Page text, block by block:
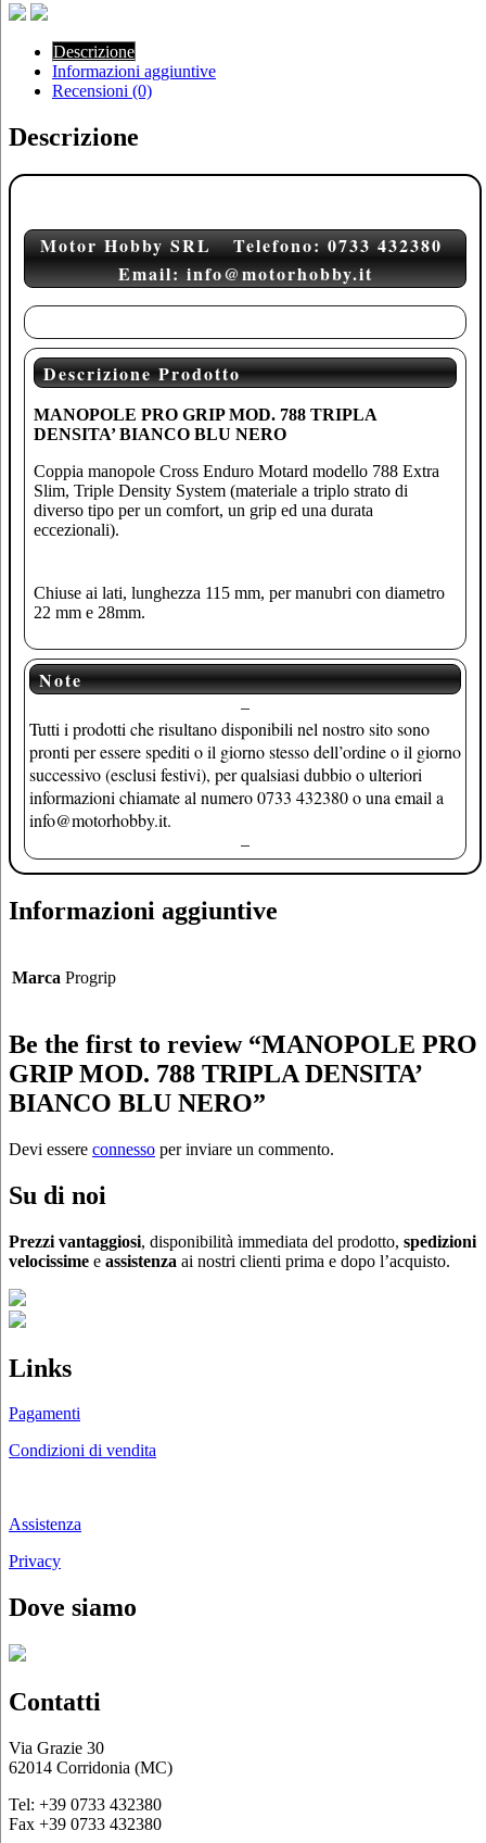
Descrizione
Informazioni aggiuntive
Recensioni (0)
Descrizione
Motor Hobby SRL Telefono: 0733 432380
Email: info@motorhobby.it
Descrizione Prodotto
MANOPOLE PRO GRIP MOD. 788 TRIPLA
DENSITA’ BIANCO BLU NERO
Coppia manopole Cross Enduro Motard modello 788 Extra
Slim, Triple Density System (materiale a triplo strato di
diverso tipo per un comfort, un grip ed una durata
eccezionali).
Chiuse ai lati, lunghezza 115 mm, per manubri con diametro
22 mm e 28mm.
Note
–
Tutti i prodotti che risultano disponibili nel nostro sito sono
pronti per essere spediti o il giorno stesso dell’ordine o il giorno
successivo (esclusi festivi), per qualsiasi dubbio o ulteriori
informazioni chiamate al numero 0733 432380 o una email a
info@motorhobby.it.
–
Informazioni aggiuntive
Marca Progrip
Be the first to review “MANOPOLE PRO
GRIP MOD. 788 TRIPLA DENSITA’
BIANCO BLU NERO”
Devi essere connesso per inviare un commento.
Su di noi
Prezzi vantaggiosi, disponibilità immediata del prodotto, spedizioni
velocissime e assistenza ai nostri clienti prima e dopo l’acquisto.
Links
Pagamenti
Condizioni di vendita
Assistenza
Privacy
Dove siamo
Contatti
Via Grazie 30
62014 Corridonia (MC)
Tel: +39 0733 432380
Fax +39 0733 432380